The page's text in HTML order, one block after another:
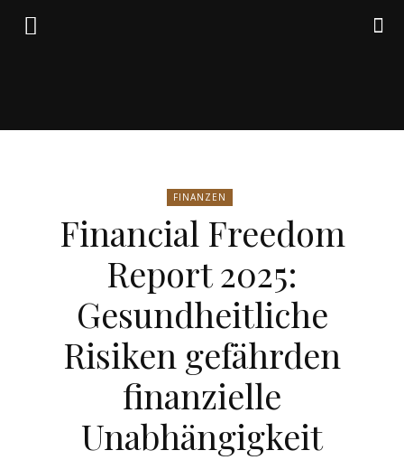
Friedrich
von
Weik
FINANZEN
Financial Freedom
Report 2025:
Gesundheitliche
Risiken gefährden
finanzielle
Unabhängigkeit